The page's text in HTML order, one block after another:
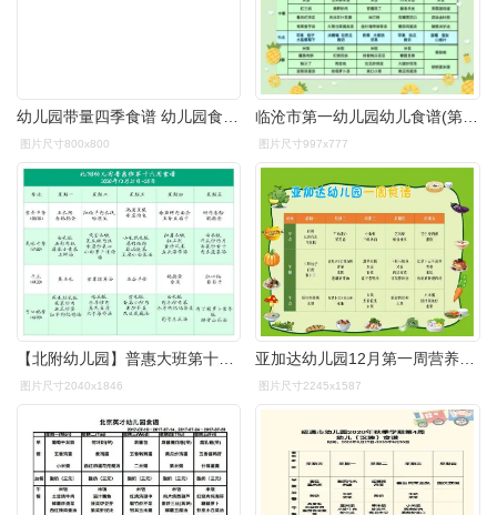
幼儿园带量四季食谱 幼儿园食谱科学营养配餐工具书一周16周新标准
图片尺寸800x800
临沧市第一幼儿园幼儿食谱(第十二周)
图片尺寸997x777
图片尺寸2040x1846 图片尺寸2245x1587